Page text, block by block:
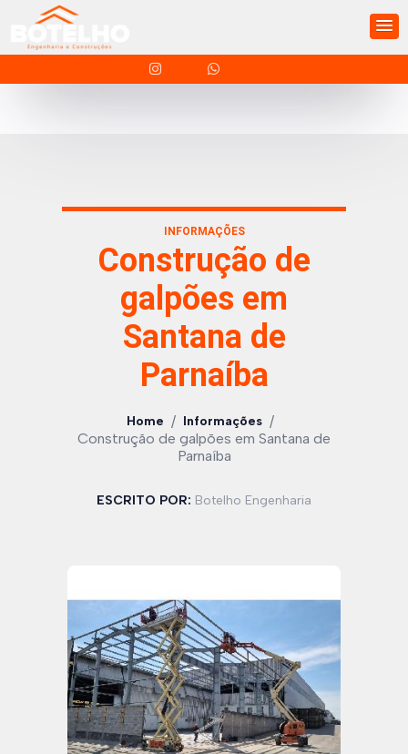
INFORMAÇÕES
Construção de
galpões em
Santana de
Parnaíba
Home / Informações /
Construção de galpões em Santana de
Parnaíba
ESCRITO POR: Botelho Engenharia